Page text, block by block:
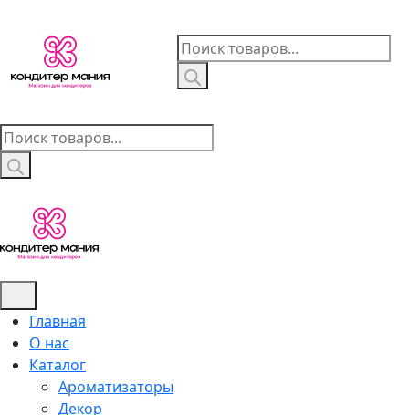
content
Поиск
товаров
Поиск
товаров
Главная
О нас
Каталог
Ароматизаторы
Декор